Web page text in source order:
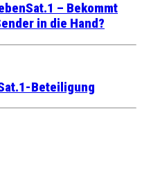
– Bekommt
in die Hand?
Beteiligung